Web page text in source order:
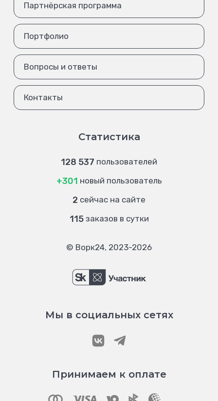
Партнёрская программа
Портфолио
Вопросы и ответы
Контакты
Статистика
128 537 пользователей
+301 новый пользователь
2 сейчас на сайте
115 заказов в сутки
© Ворк24, 2023-2026
Мы в социальных сетях
Принимаем к оплате